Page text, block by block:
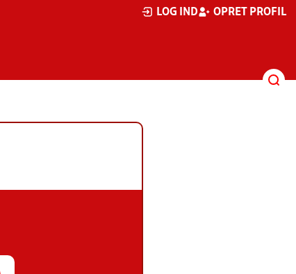
LOG IND OPRET PROFIL